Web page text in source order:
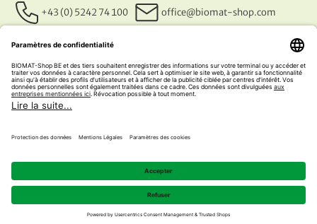
+43 (0) 5242 74 100 office@biomat-shop.com
NOS MÉTHODES DE PAIEMENT